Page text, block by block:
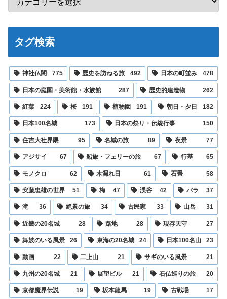
タグ検索
神社仏閣 775 歴史を訪ねる旅 492 日本の町並み 478
日本の庭園・美術館・水族館 287 歴史的建造物 262
紅葉 224 桜 191 植物園 191 朝日・夕日 182
日本100名城 173 日本の祭り・伝統行事 150
住吉大社界隈 95 名城の旅 89 夜景 77
アジサイ 67 船旅・フェリーの旅 67 行基 65
モノクロ 62 木漏れ日 61 石畳 58
安藤忠雄の世界 51 梅 47 渓谷 42 バラ 37
滝 36 絶景の旅 34 古民家 33 山岳 31
近畿の20名城 28 路地 28 現存天守 27
舞妓のいる風景 26 東海の20名城 24 日本100名山 23
動画 22 二上山 21 サギのいる風景 21
九州の20名城 21 展望ビル 21 石仏巡りの旅 20
京都魔界伝説 19 坂本龍馬 19 古戦場 17